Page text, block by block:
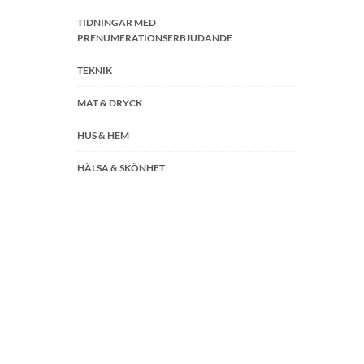
TIDNINGAR MED
PRENUMERATIONSERBJUDANDE
TEKNIK
MAT & DRYCK
HUS & HEM
HÄLSA & SKÖNHET